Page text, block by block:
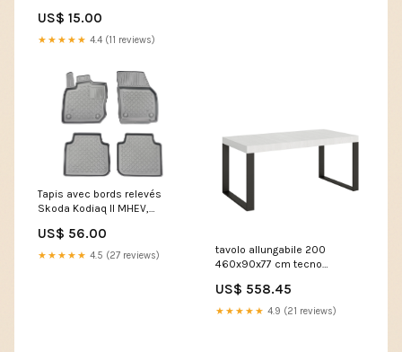
US$ 15.00
★★★★★ 4.4 (11 reviews)
Tapis avec bords relevés
Skoda Kodiaq II MHEV,
carrosserie suv 5-7 places,
sans 3 ème file de sièges |
US$ 56.00
★★★★★ 4.5 (27 reviews)
tavolo allungabile 200
460x90x77 cm tecno
telaio antracite 307025 SRX-
50
US$ 558.45
★★★★★ 4.9 (21 reviews)